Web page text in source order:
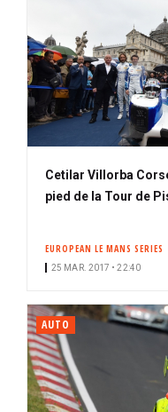
Cetilar Villorba
pied de la Tour de
EUROPEAN LE MANS SERIES
25 MAR. 2017 • 22:40
AUTO